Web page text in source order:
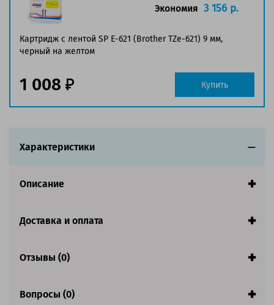
Оригинальность:
Оригинальный
Ресурс:8 метров.
Страна:Япония
Совместим с аппаратами
Обратите внимание:
Акция! Количество ограничено.
Картридж с лентой SP E-621 (Brother TZe-621) 9 мм,
черный на желтом
Экономия 3 156 р.
1 008 Купить
Характеристики
Описание
Доставка и оплата
Отзывы (0)
Вопросы (0)